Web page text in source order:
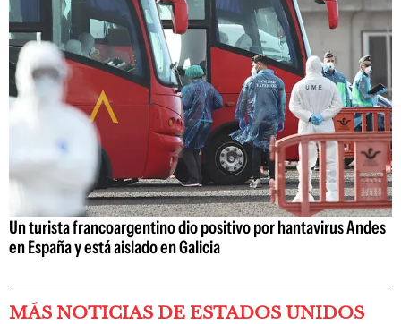
Un turista francoargentino dio positivo por hantavirus Andes
en España y está aislado en Galicia
MÁS NOTICIAS DE ESTADOS UNIDOS